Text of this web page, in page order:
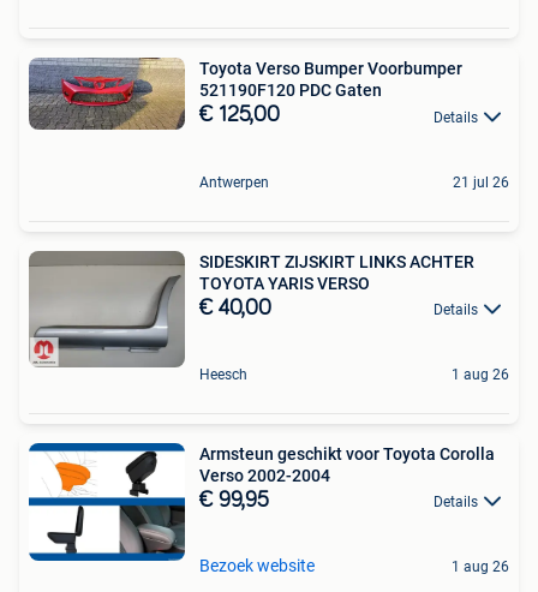
Toyota Verso Bumper Voorbumper
521190F120 PDC Gaten
€ 125,00 Details
Antwerpen 21 jul 26
SIDESKIRT ZIJSKIRT LINKS ACHTER
TOYOTA YARIS VERSO
€ 40,00 Details
Heesch 1 aug 26
Armsteun geschikt voor Toyota Corolla
Verso 2002-2004
€ 99,95 Details
Bezoek website 1 aug 26